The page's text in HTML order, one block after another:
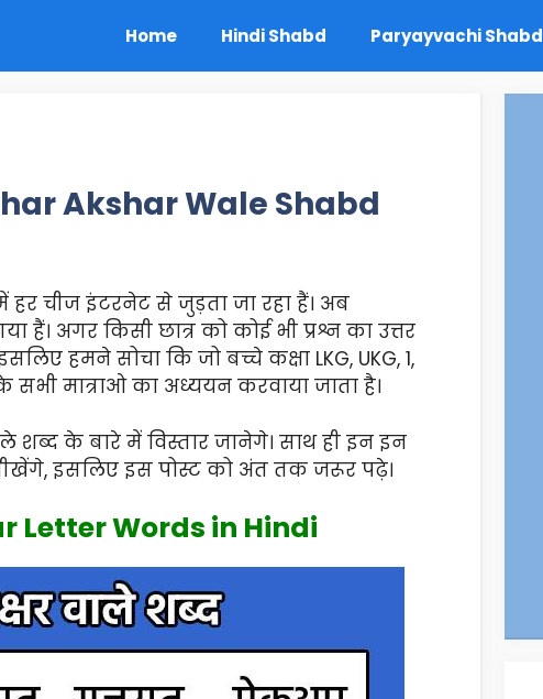
Home Hindi Shabd Paryayvachi Shabd
Akshar Wale Shabd
चीज इंटरनेट से जुड़ता जा रहा हैं। अब
अगर किसी छात्र को कोई भी प्रश्न का उत्तर
हमने सोचा कि जो बच्चे कक्षा LKG, UKG, 1,
मात्राओ का अध्ययन करवाया जाता है।
शब्द के बारे में विस्तार जानेगे। साथ ही इन इन
इसलिए इस पोस्ट को अंत तक जरूर पढ़े।
Letter Words in Hindi